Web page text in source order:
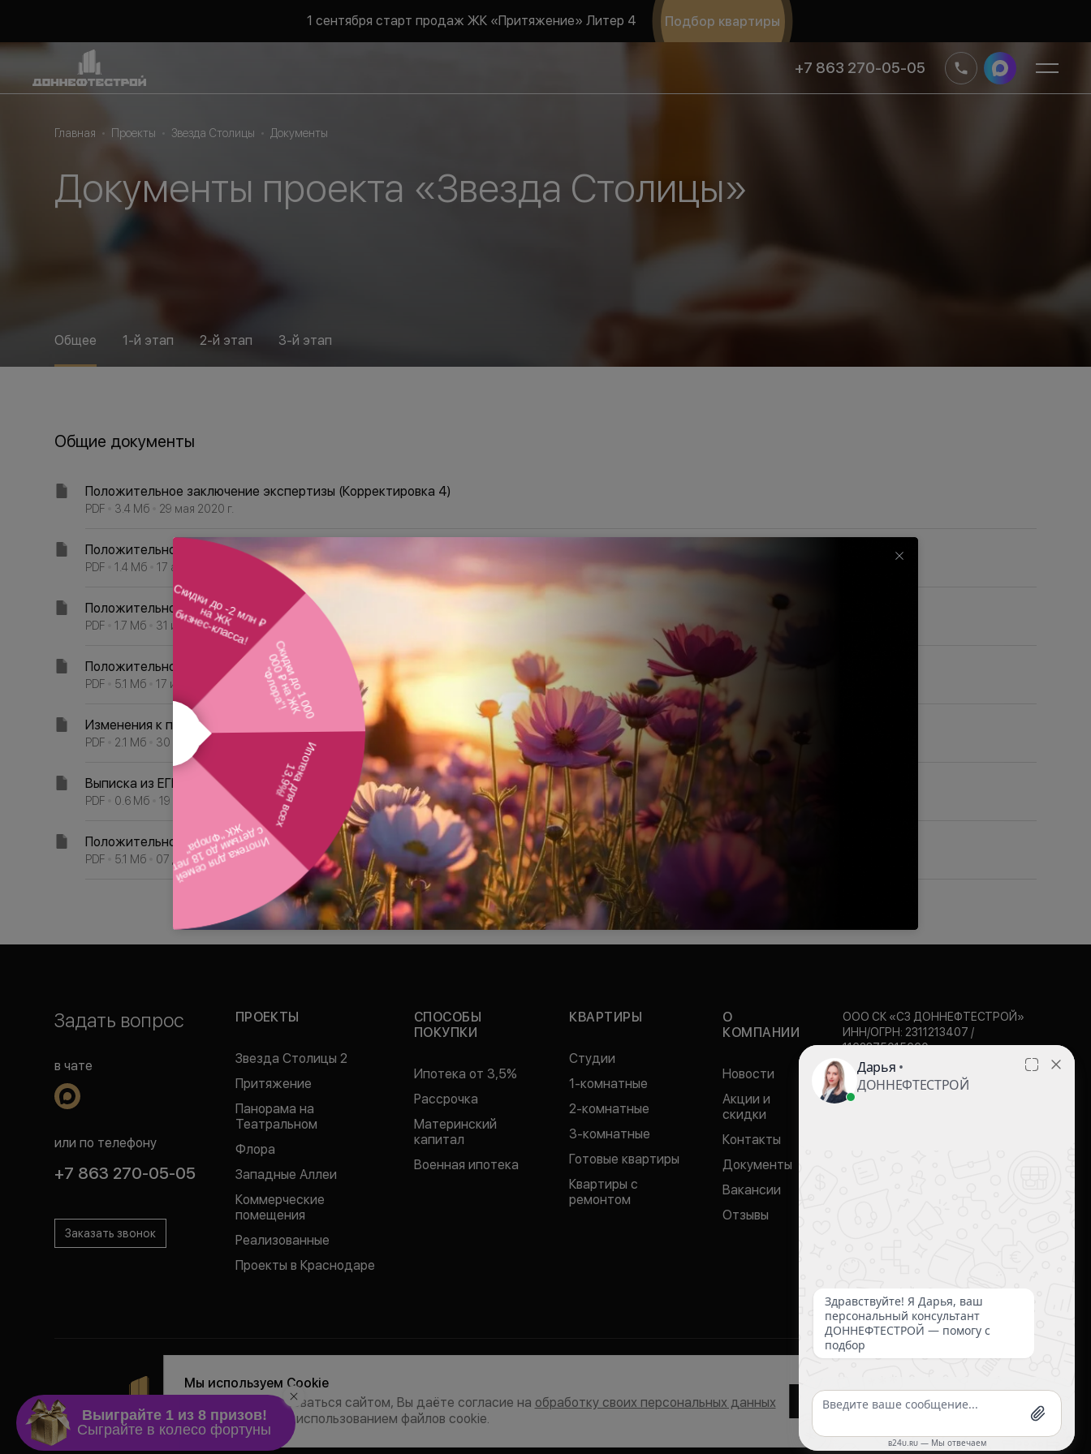
1 сентября старт продаж ЖК «Притяжение» Литер 4 Подбор квартиры
+7 863 270-05-05
Главная Проекты Звезда Столицы Документы
Документы проекта «Звезда Столицы»
Общее 1-й этап 2-й этап 3-й этап
Общие документы
Положительное заключение экспертизы (Корректировка 4)
PDF 3.4 Мб 29 мая 2020 г.
Положительное заключение экспертизы (Корректировка 3)
PDF 1.4 Мб 17 апр. 2020 г.
Положительное заключение экспертизы (Корректировка 2)
PDF 1.7 Мб 31 июл. 2019 г.
Положительное заключение экспертизы (Корректировка)
PDF 5.1 Мб 17 июл. 2018 г.
Изменения к положительной экспертизе
PDF 2.1 Мб 30 янв. 2018 г.
Выписка из ЕГРН
PDF 0.6 Мб 19 янв. 2018 г.
Положительное заключение экспертизы
PDF 5.1 Мб 07 дек. 2017 г.
Задать вопрос
в чате
или по телефону
+7 863 270-05-05
Заказать звонок
ПРОЕКТЫ
Звезда Столицы 2
Притяжение
Панорама на
Театральном
Флора
Западные Аллеи
Коммерческие
помещения
Реализованные
Проекты в Краснодаре
СПОСОБЫ
ПОКУПКИ
Ипотека от 3,5%
Рассрочка
Материнский
капитал
Военная ипотека
КВАРТИРЫ
Студии
1-комнатные
2-комнатные
3-комнатные
Готовые квартиры
Квартиры с
ремонтом
О
КОМПАНИИ
Новости
Акции и
скидки
Контакты
Документы
Вакансии
Отзывы
ООО СК «СЗ ДОННЕФТЕСТРОЙ»
ИНН/ОГРН: 2311213407 /
1162375015660
+7 863 270-05-05
Пн.-Вс.: с 09:00 до 20:00
donneftestroj@mail.ru
Согласие на рекламно-информационные рассылки
Согласие на обработку персональных данных
Все права на публикуемые на сайте материалы принадлежат ООО СК «СЗ ДОННЕФТЕСТРОЙ» © 2016 — 2026.
Любая информация, представленная на данном сайте, носит исключительно информационный характер и ни при каких
условиях не является публичной офертой, определяемой положениями статьи 437 ГК РФ.
Разработка сайта
Мы используем Cookie
Продолжая пользоваться сайтом, Вы даёте согласие на обработку своих персональных данных
и соглашаетесь с использованием файлов cookie.
Соглашаюсь